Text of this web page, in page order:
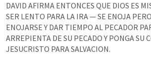
DAVID AFIRMA ENTONCES QUE DIOS ES
SER LENTO PARA LA IRA — SE ENOJA
ENOJARSE Y DAR TIEMPO AL PECADOR
ARREPIENTA DE SU PECADO Y PONGA SU
JESUCRISTO PARA SALVACION.